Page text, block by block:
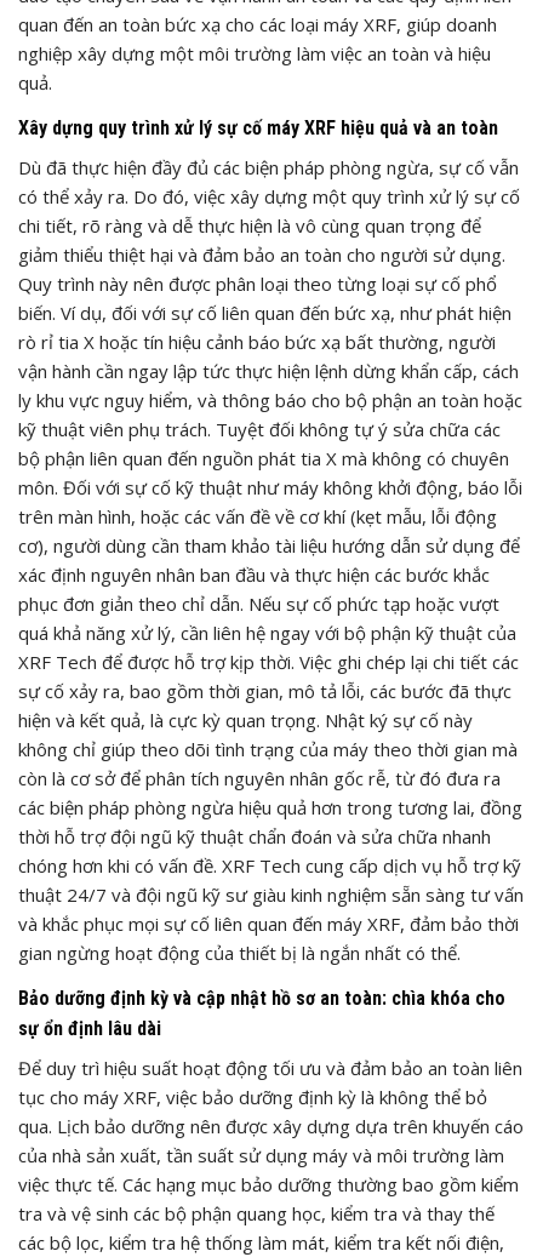
quan đến an toàn bức xạ cho các loại máy XRF, giúp doanh
nghiệp xây dựng một môi trường làm việc an toàn và hiệu
quả.
Xây dựng quy trình xử lý sự cố máy XRF hiệu quả và an toàn
Dù đã thực hiện đầy đủ các biện pháp phòng ngừa, sự cố vẫn
có thể xảy ra. Do đó, việc xây dựng một quy trình xử lý sự cố
chi tiết, rõ ràng và dễ thực hiện là vô cùng quan trọng để
giảm thiểu thiệt hại và đảm bảo an toàn cho người sử dụng.
Quy trình này nên được phân loại theo từng loại sự cố phổ
biến. Ví dụ, đối với sự cố liên quan đến bức xạ, như phát hiện
rò rỉ tia X hoặc tín hiệu cảnh báo bức xạ bất thường, người
vận hành cần ngay lập tức thực hiện lệnh dừng khẩn cấp, cách
ly khu vực nguy hiểm, và thông báo cho bộ phận an toàn hoặc
kỹ thuật viên phụ trách. Tuyệt đối không tự ý sửa chữa các
bộ phận liên quan đến nguồn phát tia X mà không có chuyên
môn. Đối với sự cố kỹ thuật như máy không khởi động, báo lỗi
trên màn hình, hoặc các vấn đề về cơ khí (kẹt mẫu, lỗi động
cơ), người dùng cần tham khảo tài liệu hướng dẫn sử dụng để
xác định nguyên nhân ban đầu và thực hiện các bước khắc
phục đơn giản theo chỉ dẫn. Nếu sự cố phức tạp hoặc vượt
quá khả năng xử lý, cần liên hệ ngay với bộ phận kỹ thuật của
XRF Tech để được hỗ trợ kịp thời. Việc ghi chép lại chi tiết các
sự cố xảy ra, bao gồm thời gian, mô tả lỗi, các bước đã thực
hiện và kết quả, là cực kỳ quan trọng. Nhật ký sự cố này
không chỉ giúp theo dõi tình trạng của máy theo thời gian mà
còn là cơ sở để phân tích nguyên nhân gốc rễ, từ đó đưa ra
các biện pháp phòng ngừa hiệu quả hơn trong tương lai, đồng
thời hỗ trợ đội ngũ kỹ thuật chẩn đoán và sửa chữa nhanh
chóng hơn khi có vấn đề. XRF Tech cung cấp dịch vụ hỗ trợ kỹ
thuật 24/7 và đội ngũ kỹ sư giàu kinh nghiệm sẵn sàng tư vấn
và khắc phục mọi sự cố liên quan đến máy XRF, đảm bảo thời
gian ngừng hoạt động của thiết bị là ngắn nhất có thể.
Bảo dưỡng định kỳ và cập nhật hồ sơ an toàn: chìa khóa cho
sự ổn định lâu dài
Để duy trì hiệu suất hoạt động tối ưu và đảm bảo an toàn liên
tục cho máy XRF, việc bảo dưỡng định kỳ là không thể bỏ
qua. Lịch bảo dưỡng nên được xây dựng dựa trên khuyến cáo
của nhà sản xuất, tần suất sử dụng máy và môi trường làm
việc thực tế. Các hạng mục bảo dưỡng thường bao gồm kiểm
tra và vệ sinh các bộ phận quang học, kiểm tra và thay thế
các bộ lọc, kiểm tra hệ thống làm mát, kiểm tra kết nối điện,